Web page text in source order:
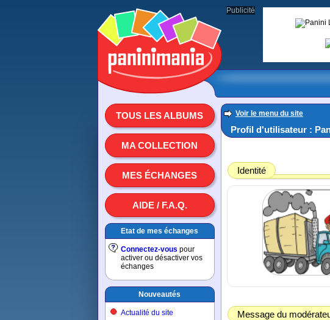
TOUS LES ALBUMS
MA COLLECTION
MES ÉCHANGES
AIDE / F.A.Q.
Etat de mes échanges
Connectez-vous pour
activer ou désactiver vos
échanges
Nouveautés
Actualité du site
Voir le menu du site
Profil d'utilisateur :
Identité
Message du
Publicité